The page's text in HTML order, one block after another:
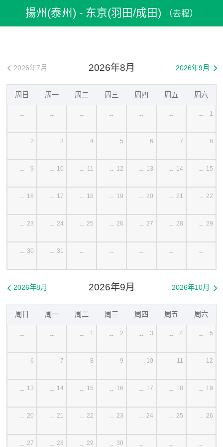
機票預訂 中國機票
揚州(泰州)機票
揚州(泰州)到东京(羽田/成田)機票
揚州(泰州) - 东京(羽田/成田) （去程）
2026年8月
 2026年7月 2026年9月 
周日 周一 周二 周三 周四 周五 周六
-- -- -- -- -- -- -- 1
-- 2 -- 3 -- 4 -- 5 -- 6 -- 7 -- 8
-- 9 -- 10 -- 11 -- 12 -- 13 -- 14 -- 15
-- 16 -- 17 -- 18 -- 19 -- 20 -- 21 -- 22
-- 23 -- 24 -- 25 -- 26 -- 27 -- 28 -- 29
-- 30 -- 31 -- -- -- -- --
2026年9月
 2026年8月 2026年10月 
周日 周一 周二 周三 周四 周五 周六
-- -- -- 1 -- 2 -- 3 -- 4 -- 5
-- 6 -- 7 -- 8 -- 9 -- 10 -- 11 -- 12
-- 13 -- 14 -- 15 -- 16 -- 17 -- 18 -- 19
-- 20 -- 21 -- 22 -- 23 -- 24 -- 25 -- 26
-- 27 -- 28 -- 29 -- 30 -- -- --